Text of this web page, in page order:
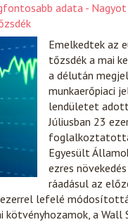
adata -
Emelkedtek az
tőzsdék a mai
a délután
munkaerőpiaci
lendületet adott
Júliusban 23
Egyesült
ezres
ráadásul az
lefelé
kötvényhozamok, a Wall